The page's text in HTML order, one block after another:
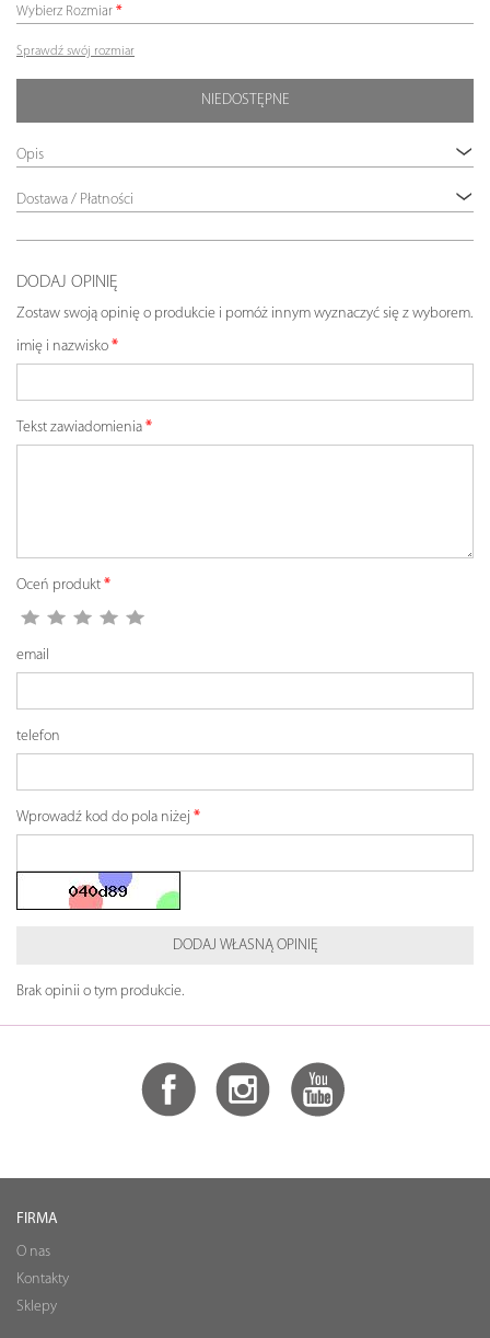
Wybierz Rozmiar
Sprawdź swój rozmiar
NIEDOSTĘPNE
Opis
Dostawa / Płatności
DODAJ OPINIĘ
Zostaw swoją opinię o produkcie i pomóż innym wyznaczyć się z wyborem.
imię i nazwisko
Tekst zawiadomienia
Oceń produkt
email
telefon
Wprowadź kod do pola niżej
DODAJ WŁASNĄ OPINIĘ
Brak opinii o tym produkcie.
FIRMA
O nas
Kontakty
Sklepy